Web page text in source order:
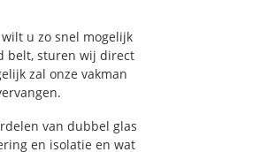
u zo snel mogelijk
belt, sturen wij direct
zal onze vakman
van dubbel glas
en isolatie en wat